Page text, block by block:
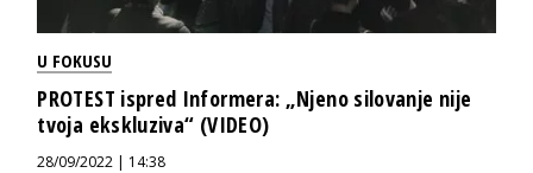
U FOKUSU
PROTEST ispred Informera: „Njeno silovanje nije
tvoja ekskluziva“ (VIDEO)
28/09/2022 | 14:38